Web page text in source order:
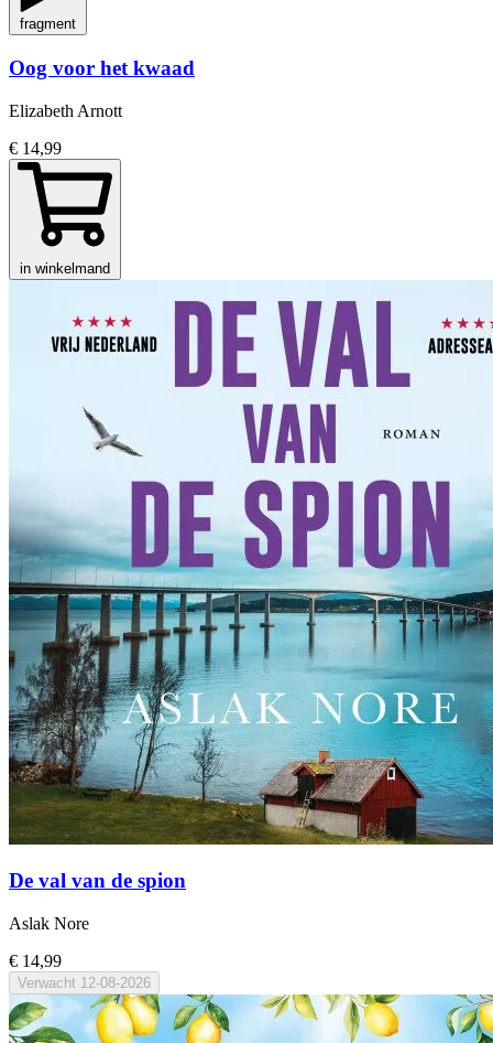
fragment
Oog voor het kwaad
Elizabeth Arnott
€ 14,99
in winkelmand
De val van de spion
Aslak Nore
€ 14,99
Verwacht 12-08-2026